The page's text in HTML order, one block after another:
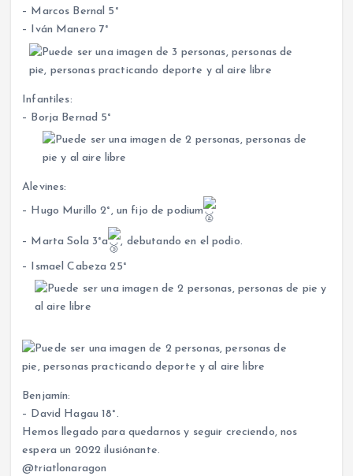
– Marcos Bernal 5°
– Iván Manero 7°
Infantiles:
– Borja Bernad 5°
Alevines:
– Hugo Murillo 2°, un fijo de podium
– Marta Sola 3°a , debutando en el podio.
– Ismael Cabeza 25°
Benjamín:
– David Hagau 18°.
Hemos llegado para quedarnos y seguir creciendo, nos
espera un 2022 ilusiónante.
@triatlonaragon